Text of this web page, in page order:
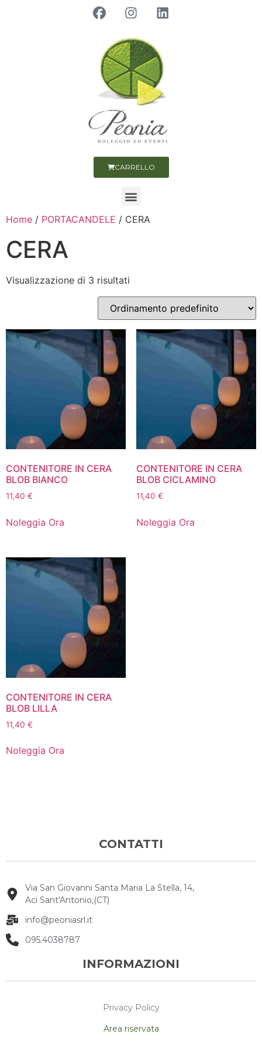
CARRELLO
Home / PORTACANDELE / CERA
CERA
Visualizzazione di 3 risultati
CONTENITORE IN CERA
BLOB BIANCO
11,40 €
Noleggia Ora
CONTENITORE IN CERA
BLOB CICLAMINO
11,40 €
Noleggia Ora
CONTENITORE IN CERA
BLOB LILLA
11,40 €
Noleggia Ora
CONTATTI
Via San Giovanni Santa Maria La Stella, 14,
Aci Sant'Antonio,(CT)
info@peoniasrl.it
095.4038787
INFORMAZIONI
Privacy Policy
Area riservata